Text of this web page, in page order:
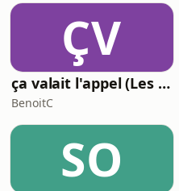
sommes avec les
promis de venir
ÇV
ça valait l'appel (Les meilleures histoires de la relation client)
BenoitC
SO